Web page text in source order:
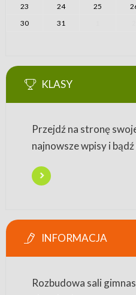
23
24 25
30
31
KLASY
Przejdź na stronę
najnowsze wpisy i
INFORMACJA
Rozbudowa sali